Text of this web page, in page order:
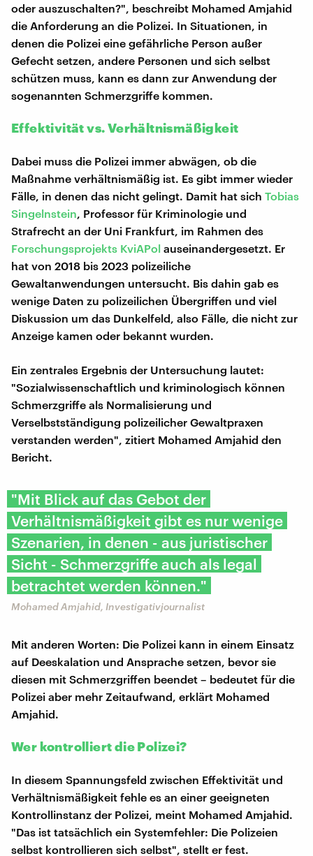
oder auszuschalten?", beschreibt Mohamed Amjahid
die Anforderung an die Polizei. In Situationen, in
denen die Polizei eine gefährliche Person außer
Gefecht setzen, andere Personen und sich selbst
schützen muss, kann es dann zur Anwendung der
sogenannten Schmerzgriffe kommen.
Effektivität vs. Verhältnismäßigkeit
Dabei muss die Polizei immer abwägen, ob die
Maßnahme verhältnismäßig ist. Es gibt immer wieder
Fälle, in denen das nicht gelingt. Damit hat sich Tobias
Singelnstein , Professor für Kriminologie und
Strafrecht an der Uni Frankfurt, im Rahmen des
Forschungsprojekts KviAPol auseinandergesetzt. Er
hat von 2018 bis 2023 polizeiliche
Gewaltanwendungen untersucht. Bis dahin gab es
wenige Daten zu polizeilichen Übergriffen und viel
Diskussion um das Dunkelfeld, also Fälle, die nicht zur
Anzeige kamen oder bekannt wurden.
Ein zentrales Ergebnis der Untersuchung lautet:
"Sozialwissenschaftlich und kriminologisch können
Schmerzgriffe als Normalisierung und
Verselbstständigung polizeilicher Gewaltpraxen
verstanden werden", zitiert Mohamed Amjahid den
Bericht.
"Mit Blick auf das Gebot der
Verhältnismäßigkeit gibt es nur wenige
Szenarien, in denen - aus juristischer
Sicht - Schmerzgriffe auch als legal
betrachtet werden können."
Mohamed Amjahid, Investigativjournalist
Mit anderen Worten: Die Polizei kann in einem Einsatz
auf Deeskalation und Ansprache setzen, bevor sie
diesen mit Schmerzgriffen beendet – bedeutet für die
Polizei aber mehr Zeitaufwand, erklärt Mohamed
Amjahid.
Wer kontrolliert die Polizei?
In diesem Spannungsfeld zwischen Effektivität und
Verhältnismäßigkeit fehle es an einer geeigneten
Kontrollinstanz der Polizei, meint Mohamed Amjahid.
"Das ist tatsächlich ein Systemfehler: Die Polizeien
selbst kontrollieren sich selbst", stellt er fest.